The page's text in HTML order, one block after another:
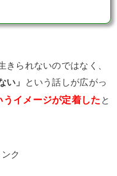
られないのではなく、
い」
という話しが広がっ
イメージが定着した と
ク